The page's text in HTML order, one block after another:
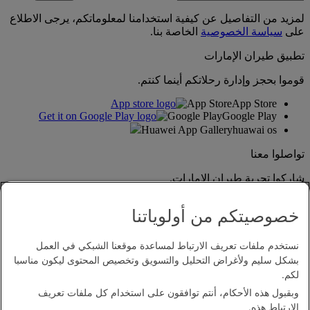
لمزيد من التفاصيل عن كيفية استخدامنا لمعلوماتكم، يرجى الاطلاع
على سياسة الخصوصية الخاصة بنا.
تطبيق طيران الإمارات
قوموا بحجز وإدارة رحلاتكم أينما كنتم.
App StoreApp Store
Google PlayGoogle Play
Huawei App Galleryhuawai os
تواصلوا معنا
شاركوا تجربة طيران الإمارات.
بيان إمكانية الدخول
خصوصيتكم من أولوياتنا
نستخدم ملفات تعريف الارتباط لمساعدة موقعنا الشبكي في العمل
بشكل سليم ولأغراض التحليل والتسويق وتخصيص المحتوى ليكون مناسبا
لكم.
وبقبول هذه الأحكام، أنتم توافقون على استخدام كل ملفات تعريف
الارتباط هذه.